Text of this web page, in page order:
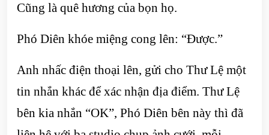
Cũng là quê hương của bọn họ.
Phó Diên khóe miệng cong lên: “Được.”
Anh nhấc điện thoại lên, gửi cho Thư Lệ một
tin nhắn khác để xác nhận địa điểm. Thư Lệ
bên kia nhắn “OK”, Phó Diên bên này thì đã